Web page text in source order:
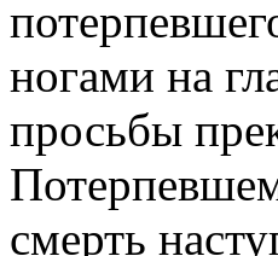
ногами на
просьбы
смерть